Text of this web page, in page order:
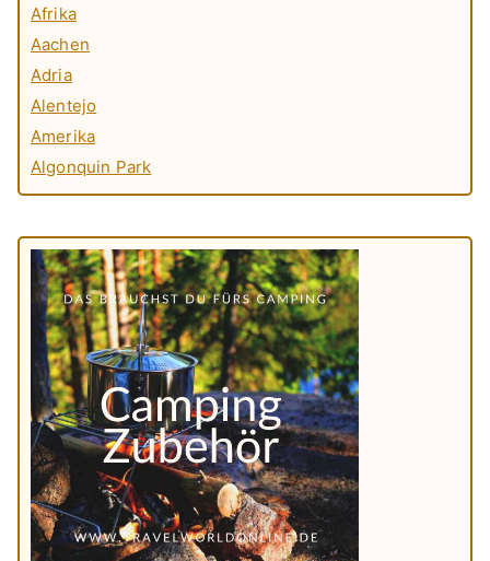
Afrika
Aachen
Adria
Alentejo
Amerika
Algonquin Park